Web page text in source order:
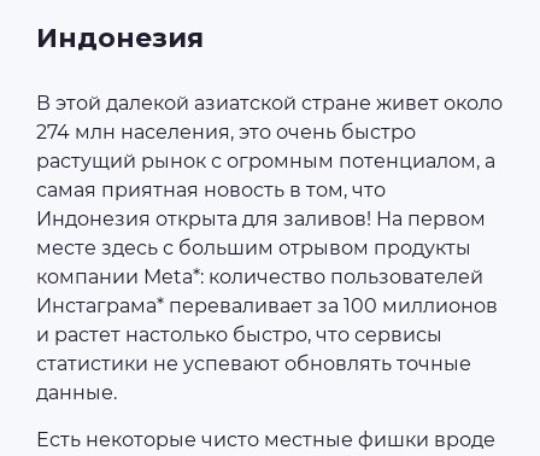
Индонезия
В этой далекой азиатской стране живет около
274 млн населения, это очень быстро
растущий рынок с огромным потенциалом, а
самая приятная новость в том, что
Индонезия открыта для заливов! На первом
месте здесь с большим отрывом продукты
компании Meta*: количество пользователей
Инстаграма* переваливает за 100 миллионов
и растет настолько быстро, что сервисы
статистики не успевают обновлять точные
данные.
Есть некоторые чисто местные фишки вроде